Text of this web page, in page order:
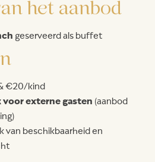
het aanbod
geserveerd als buffet
€20/kind
externe gasten (aanbod
van beschikbaarheid en